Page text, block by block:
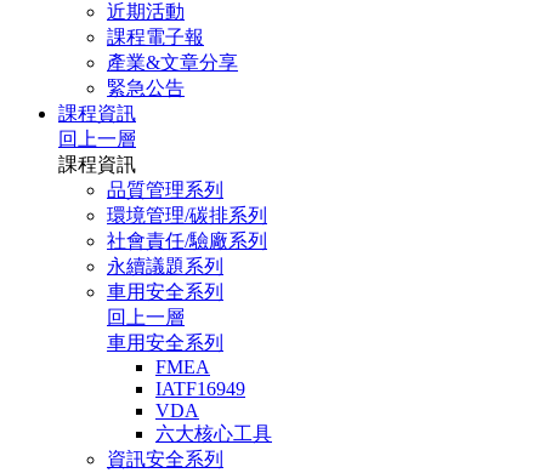
近期活動
課程電子報
產業&文章分享
緊急公告
課程資訊
回上一層
課程資訊
品質管理系列
環境管理/碳排系列
社會責任/驗廠系列
永續議題系列
車用安全系列
回上一層
車用安全系列
FMEA
IATF16949
VDA
六大核心工具
資訊安全系列